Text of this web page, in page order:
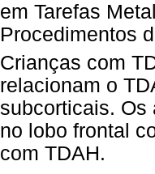
em Tarefas
Procedimentos
Crianças com
relacionam o
subcorticais. Os
no lobo frontal
com TDAH.